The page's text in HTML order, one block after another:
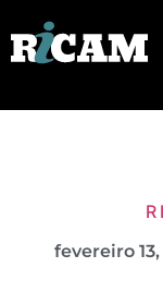
fevereiro 13,